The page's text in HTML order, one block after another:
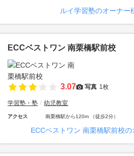
ルイ学習塾のオーナー
ECCベストワン 南栗橋駅前校
3.07 写真 1枚
学習塾・塾 幼児教室
アクセス 南栗橋駅から120m （徒歩2分）
ECCベストワン 南栗橋駅前校